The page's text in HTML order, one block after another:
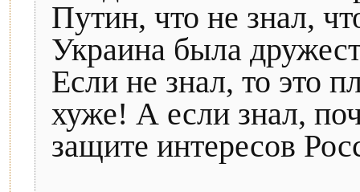
Путин, что не знал,
Украина была
Если не знал, то это
хуже! А если знал,
защите интересов